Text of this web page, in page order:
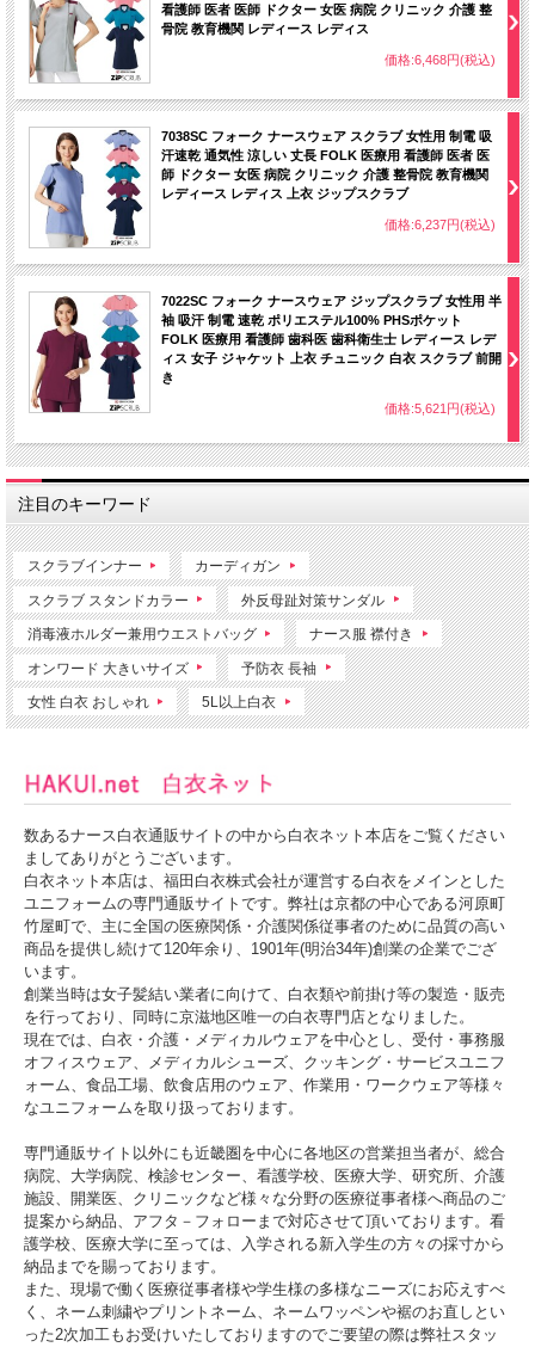
看護師 医者 医師 ドクター 女医 病院 クリニック 介護 整
骨院 教育機関 レディース レディス
価格:6,468円(税込)
7038SC フォーク ナースウェア スクラブ 女性用 制電 吸
汗速乾 通気性 涼しい 丈長 FOLK 医療用 看護師 医者 医
師 ドクター 女医 病院 クリニック 介護 整骨院 教育機関
レディース レディス 上衣 ジップスクラブ
価格:6,237円(税込)
7022SC フォーク ナースウェア ジップスクラブ 女性用 半
袖 吸汗 制電 速乾 ポリエステル100% PHSポケット
FOLK 医療用 看護師 歯科医 歯科衛生士 レディース レデ
ィス 女子 ジャケット 上衣 チュニック 白衣 スクラブ 前開
き
価格:5,621円(税込)
注目のキーワード
スクラブインナー カーディガン
スクラブ スタンドカラー 外反母趾対策サンダル
消毒液ホルダー兼用ウエストバッグ ナース服 襟付き
オンワード 大きいサイズ 予防衣 長袖
女性 白衣 おしゃれ 5L以上白衣
数あるナース白衣通販サイトの中から白衣ネット本店をご覧ください
ましてありがとうございます。
白衣ネット本店は、福田白衣株式会社が運営する白衣をメインとした
ユニフォームの専門通販サイトです。弊社は京都の中心である河原町
竹屋町で、主に全国の医療関係・介護関係従事者のために品質の高い
商品を提供し続けて120年余り、1901年(明治34年)創業の企業でござ
います。
創業当時は女子髪結い業者に向けて、白衣類や前掛け等の製造・販売
を行っており、同時に京滋地区唯一の白衣専門店となりました。
現在では、白衣・介護・メディカルウェアを中心とし、受付・事務服
オフィスウェア、メディカルシューズ、クッキング・サービスユニフ
ォーム、食品工場、飲食店用のウェア、作業用・ワークウェア等様々
なユニフォームを取り扱っております。
専門通販サイト以外にも近畿圏を中心に各地区の営業担当者が、総合
病院、大学病院、検診センター、看護学校、医療大学、研究所、介護
施設、開業医、クリニックなど様々な分野の医療従事者様へ商品のご
提案から納品、アフタ－フォローまで対応させて頂いております。看
護学校、医療大学に至っては、入学される新入学生の方々の採寸から
納品までを賜っております。
また、現場で働く医療従事者様や学生様の多様なニーズにお応えすべ
く、ネーム刺繍やプリントネーム、ネームワッペンや裾のお直しとい
った2次加工もお受けいたしておりますのでご要望の際は弊社スタッ